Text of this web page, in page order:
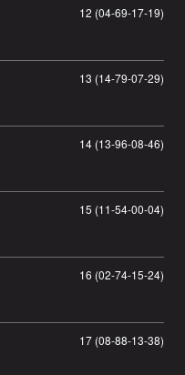
12 (04-69-17-19)
13 (14-79-07-29)
14 (13-96-08-46)
15 (11-54-00-04)
16 (02-74-15-24)
17 (08-88-13-38)